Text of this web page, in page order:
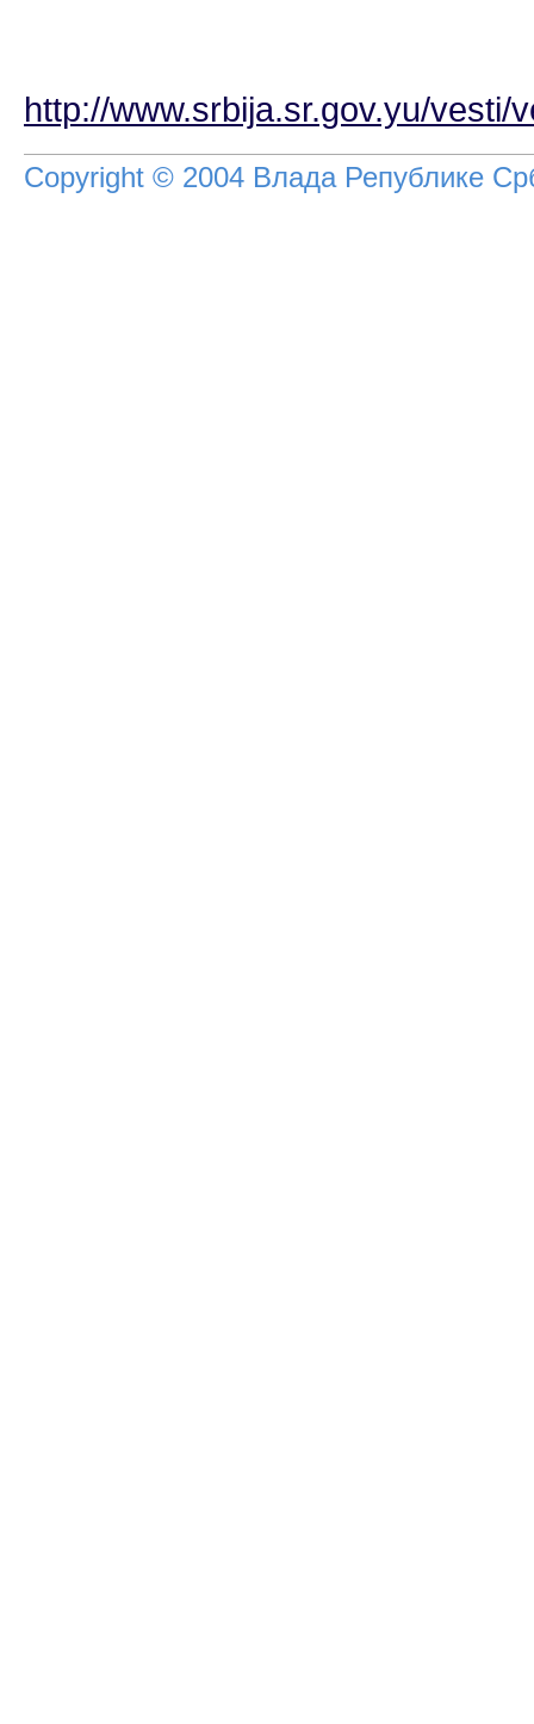
http://www.srbija.sr.gov.yu/vesti/
Copyright © 2004 Влада Републике